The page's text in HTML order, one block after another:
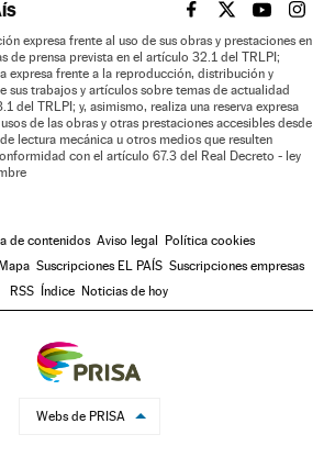
EL PAÍS BRASIL EN
EL PAÍSEL PAÍS
EL
expresa frente al uso de sus obras y prestaciones en
de prensa prevista en el artículo 32.1 del TRLPI;
expresa frente a la reproducción, distribución y
sus trabajos y artículos sobre temas de actualidad
del TRLPI; y, asimismo, realiza una reserva expresa
de las obras y otras prestaciones accesibles desde
lectura mecánica u otros medios que resulten
con el artículo 67.3 del Real Decreto - ley
de contenidos Aviso legal
Política cookies
Mapa Suscripciones EL PAÍS Suscripciones empresas
RSS
Índice Noticias de hoy
Webs de PRISA